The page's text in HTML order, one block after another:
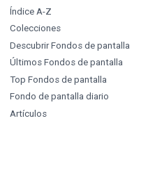
Índice A-Z
Colecciones
Descubrir Fondos de pantalla
Últimos Fondos de pantalla
Top Fondos de pantalla
Fondo de pantalla diario
Artículos